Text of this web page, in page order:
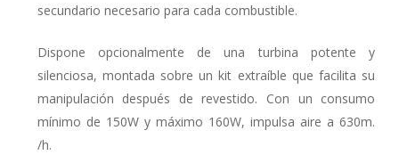
secundario necesario para cada combustible.
Dispone opcionalmente de una turbina potente y
silenciosa, montada sobre un kit extraíble que facilita su
manipulación después de revestido. Con un consumo
mínimo de 150W y máximo 160W, impulsa aire a 630m.
/h.